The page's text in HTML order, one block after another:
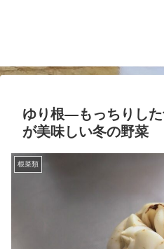
ゆり根―もっちりし
が美味しい冬の野菜
根菜類